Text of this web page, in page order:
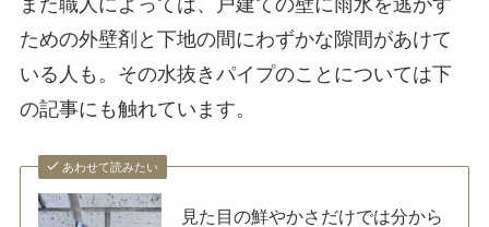
ための外壁剤と下地の間にわずかな隙間があけて
いる人も。その水抜きパイプのことについては下
の記事にも触れています。
あわせて読みたい
見た目の鮮やかさだけでは分から